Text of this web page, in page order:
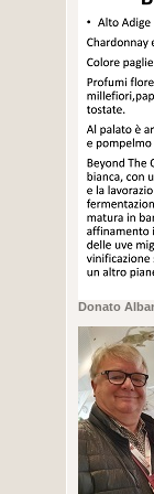
Donato